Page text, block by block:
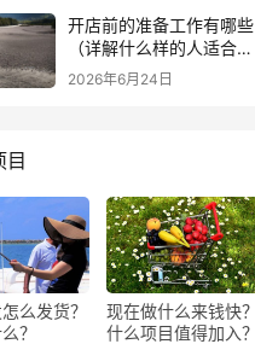
开店前的准备工作有哪些
（详解什么样的人适合做
生意）
2026年6月24日
目
么发货？
？
现在做什么来钱快？
什么项目值得加入？